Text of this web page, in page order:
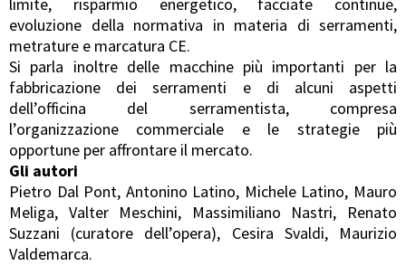
evoluzione della normativa in materia di serramenti,
metrature e marcatura CE.
Si parla inoltre delle macchine più importanti per la
fabbricazione dei serramenti e di alcuni aspetti
dell’officina del serramentista, compresa
l’organizzazione commerciale e le strategie più
opportune per affrontare il mercato.
Gli autori
Pietro Dal Pont, Antonino Latino, Michele Latino, Mauro
Meliga, Valter Meschini, Massimiliano Nastri, Renato
Suzzani (curatore dell’opera), Cesira Svaldi, Maurizio
Valdemarca.